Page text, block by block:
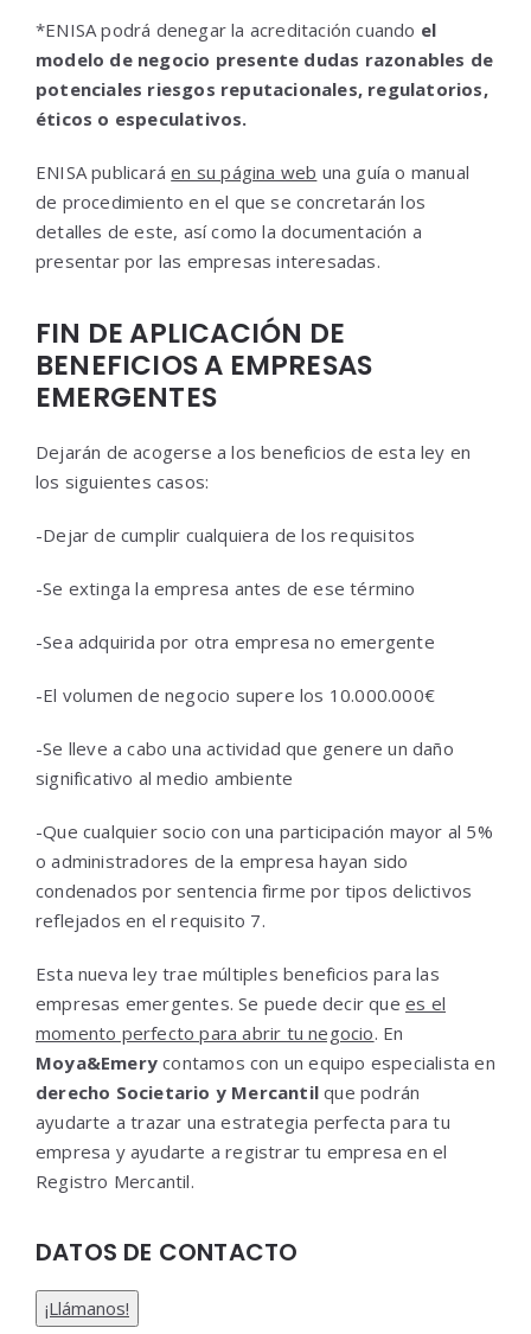
*ENISA podrá denegar la acreditación cuando el
modelo de negocio presente dudas razonables de
potenciales riesgos reputacionales, regulatorios,
éticos o especulativos.
ENISA publicaráen su página web una guía o manual
de procedimiento en el que se concretarán los
detalles de este, así como la documentación a
presentar por las empresas interesadas.
FIN DE APLICACIÓN DE
BENEFICIOS A EMPRESAS
EMERGENTES
Dejarán de acogerse a los beneficios de esta ley en
los siguientes casos:
-Dejar de cumplir cualquiera de los requisitos
-Se extinga la empresa antes de ese término
-Sea adquirida por otra empresa no emergente
-El volumen de negocio supere los 10.000.000€
-Se lleve a cabo una actividad que genere un daño
significativo al medio ambiente
-Que cualquier socio con una participación mayor al 5%
o administradores de la empresa hayan sido
condenados por sentencia firme por tipos delictivos
reflejados en el requisito 7.
Esta nueva ley trae múltiples beneficios para las
empresas emergentes. Se puede decir quees el
momento perfecto para abrir tu negocio. En
Moya&Emery contamos con un equipo especialista en
derecho Societario y Mercantil que podrán
ayudarte a trazar una estrategia perfecta para tu
empresa y ayudarte a registrar tu empresa en el
Registro Mercantil.
DATOS DE CONTACTO
¡Llámanos!